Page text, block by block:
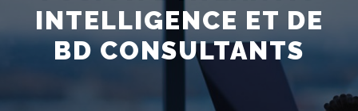
INTELLIGENCE ET DE
BD CONSULTANTS